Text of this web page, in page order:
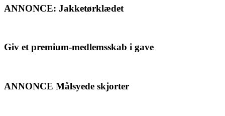
ANNONCE: Jakketørklædet
Giv et premium-medlemsskab i gave
ANNONCE Målsyede skjorter